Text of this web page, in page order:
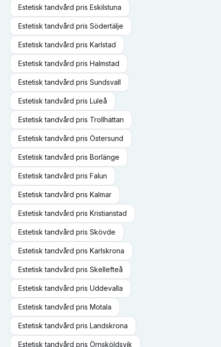
Estetisk tandvård pris Eskilstuna
Estetisk tandvård pris Södertälje
Estetisk tandvård pris Karlstad
Estetisk tandvård pris Halmstad
Estetisk tandvård pris Sundsvall
Estetisk tandvård pris Luleå
Estetisk tandvård pris Trollhättan
Estetisk tandvård pris Östersund
Estetisk tandvård pris Borlänge
Estetisk tandvård pris Falun
Estetisk tandvård pris Kalmar
Estetisk tandvård pris Kristianstad
Estetisk tandvård pris Skövde
Estetisk tandvård pris Karlskrona
Estetisk tandvård pris Skellefteå
Estetisk tandvård pris Uddevalla
Estetisk tandvård pris Motala
Estetisk tandvård pris Landskrona
Estetisk tandvård pris Örnsköldsvik